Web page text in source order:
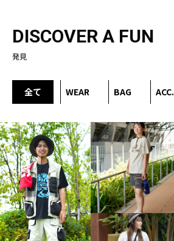
DISCOVER A FUN
発見
全て WEAR BAG ACC.